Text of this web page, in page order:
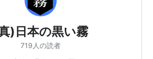
)日本の黒い霧
719人の読者